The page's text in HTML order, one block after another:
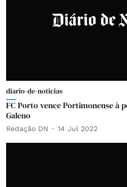
diario-de-noticias
FC Porto vence Portimonense à
Galeno
Redação DN 14 Jul 2022